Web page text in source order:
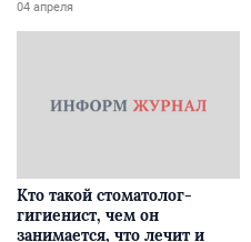
04 апреля
Кто такой стоматолог-
гигиенист, чем он
занимается, что лечит и